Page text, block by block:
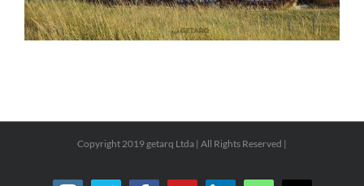
Copyright 2019 getarq Ltda | All Rights Reserved |